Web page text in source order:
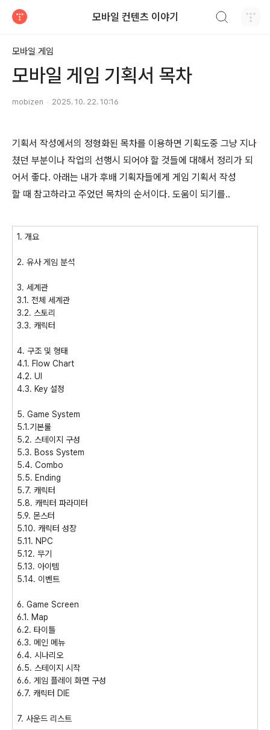
모바일 컨텐츠 이야기
모바일 게임
모바일 게임 기획서 목차
mobizen 2025. 10. 22. 10:16
기획서 작성에서의 정형화된 목차를 이용하면 기획도중 그냥 지나
쳤던 부분이나 작업의 선행시 되어야 할 것들에 대해서 정리가 되
어서 좋다. 아래는 내가 후배 기획자들에게 게임 기획서 작성
할 때 참고하라고 주었던 목차의 순서이다. 도움이 되기를..
1. 개요
2. 유사 게임 분석
3. 세계관
3.1. 전체 세계관
3.2. 스토리
3.3. 캐릭터
4. 구조 및 형태
4.1. Flow Chart
4.2. UI
4.3. Key 설정
5. Game System
5.1.기본룰
5.2. 스테이지 구성
5.3. Boss System
5.4. Combo
5.5. Ending
5.7. 캐릭터
5.8. 캐릭터 파라미터
5.9. 몬스터
5.10. 캐릭터 성장
5.11. NPC
5.12. 무기
5.13. 아이템
5.14. 이벤트
6. Game Screen
6.1. Map
6.2. 타이틀
6.3. 메인 메뉴
6.4. 시나리오
6.5. 스테이지 시작
6.6. 게임 플레이 화면 구성
6.7. 캐릭터 DIE
7. 사운드 리스트